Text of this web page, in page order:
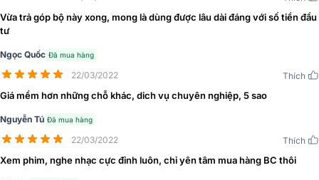
thanh
Loa JBL Studio 680
Loa JBL Studio 680
ứng được mọi mong đợi của người dùng âm thanh, loa có thiết kế
kiểu dáng cột đứng sang trọng.
Vừa trả góp bộ này xong, mong là dùng được lâu dài đáng với số tiền đầu
tư
Ngọc Quốc Đã mua hàng
22/03/2022 Thích
Giá mềm hơn những chỗ khác, dich vụ chuyên nghiệp, 5 sao
Nguyễn Tú Đã mua hàng
22/03/2022 Thích
Xem phim, nghe nhạc cực đỉnh luôn, chỉ yên tâm mua hàng BC thôi